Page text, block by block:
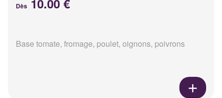
Dès
Base tomate, fromage, poulet, oignons, poivrons